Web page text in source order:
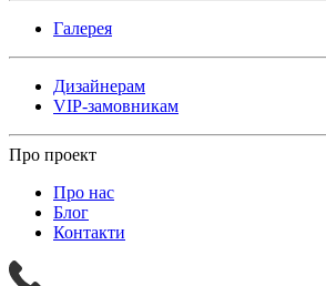
Галерея
Дизайнерам
VIP-замовникам
Про проект
Про нас
Блог
Контакти